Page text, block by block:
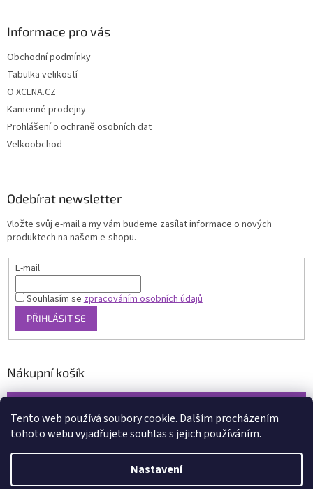
Tento web používá soubory cookie. Dalším procházením
tohoto webu vyjadřujete souhlas s jejich používáním.
Nastavení
Informace pro vás
Obchodní podmínky
Tabulka velikostí
O XCENA.CZ
Kamenné prodejny
Prohlášení o ochraně osobních dat
Velkoobchod
Odebírat newsletter
Vložte svůj e-mail a my vám budeme zasílat informace o nových
produktech na našem e-shopu.
E-mail
Souhlasím sezpracováním osobních údajů
PŘIHLÁSIT SE
Nákupní košík
Vytvořil Shoptet